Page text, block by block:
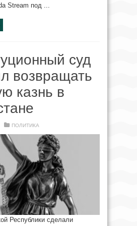
Stream под ...
суд
возвращать
казнь в
ПОЛИТИКА
Республики сделали